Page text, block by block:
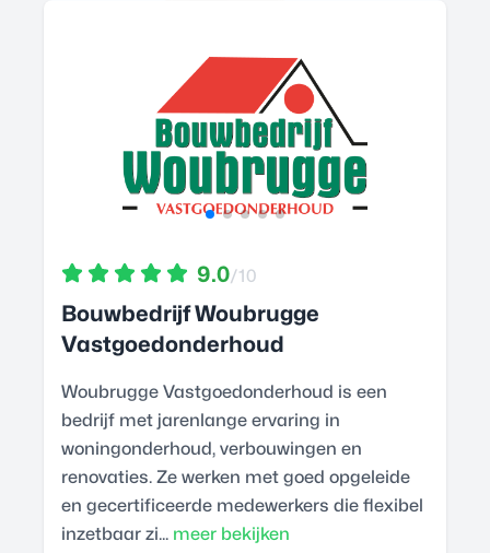
9.0/10
Bouwbedrijf Woubrugge
Vastgoedonderhoud
Woubrugge Vastgoedonderhoud is een
bedrijf met jarenlange ervaring in
woningonderhoud, verbouwingen en
renovaties. Ze werken met goed opgeleide
en gecertificeerde medewerkers die flexibel
inzetbaar zi... meer bekijken